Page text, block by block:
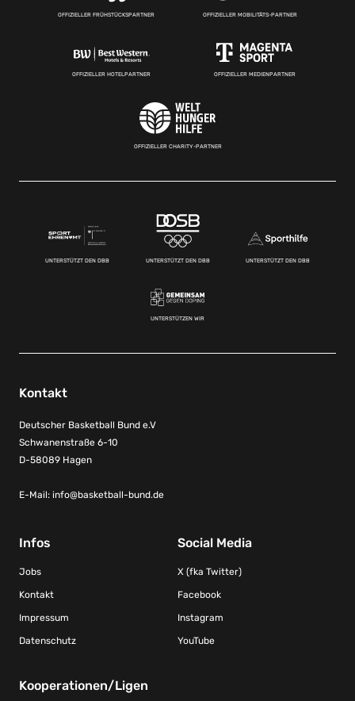
OFFIZIELLER FRÜHSTÜCKSPARTNER OFFIZIELLER MOBILITÄTS-PARTNER
OFFIZIELLER HOTELPARTNER OFFIZIELLER MEDIENPARTNER
OFFIZIELLER CHARITY-PARTNER
UNTERSTÜTZT DEN DBB UNTERSTÜTZT DEN DBB UNTERSTÜTZT DEN DBB
UNTERSTÜTZEN WIR
Kontakt
Deutscher Basketball Bund e.V
Schwanenstraße 6-10
D-58089 Hagen
E-Mail: info@basketball-bund.de
Infos
Jobs
Kontakt
Impressum
Datenschutz
Social Media
X (fka Twitter)
Facebook
Instagram
YouTube
Kooperationen/Ligen